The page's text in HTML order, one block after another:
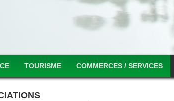
TOURISME COMMERCES / SERVICES